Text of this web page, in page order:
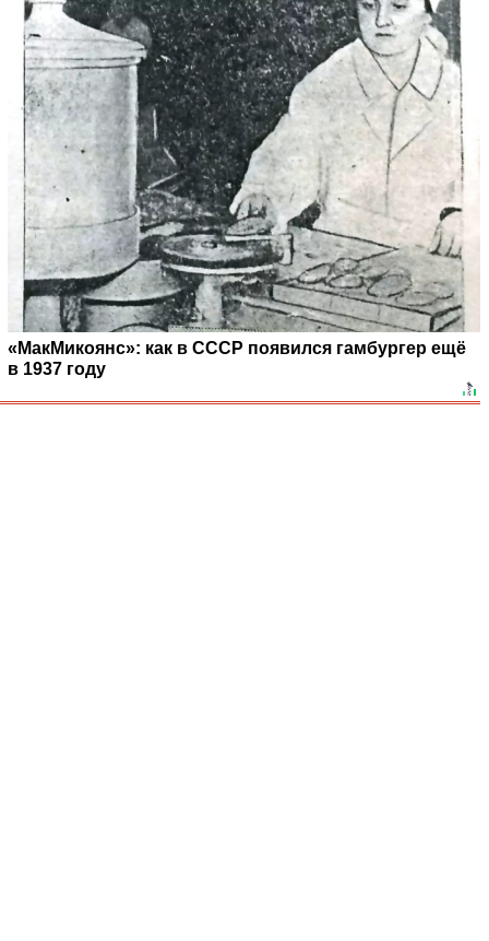
«МакМикоянс»: как в СССР появился гамбургер ещё
в 1937 году